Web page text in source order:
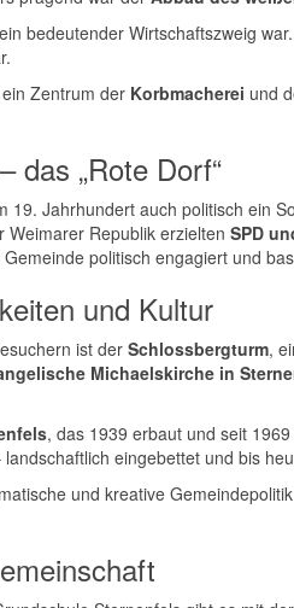
bedeutender Wirtschaftszweig
Zentrum der Korbmacherei und
das „Rote Dorf“
19. Jahrhundert auch politisch ein
Weimarer Republik erzielten SPD
politisch engagiert und
und Kultur
ist der Schlossbergturm,
Michaelskirche in
, das 1939 erbaut und seit
eingebettet und bis
und kreative